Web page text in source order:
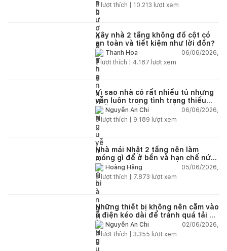
5 lượt thích | 10.213 lượt xem
Xây nhà 2 tầng không đổ cột có
an toàn và tiết kiệm như lời đồn?
Thanh Hoa
06/06/2026,
2lượt thích | 4.187 lượt xem
Vì sao nhà có rất nhiều tủ nhưng
vẫn luôn trong tình trạng thiếu
chỗ chứa đồ?
Nguyễn An Chi
06/06/2026,
5lượt thích | 9.189 lượt xem
Nhà mái Nhật 2 tầng nên làm
móng gì để ở bền và hạn chế nứt
lún?Hoàng Hằng
05/06/2026,
5lượt thích | 7.873 lượt xem
Những thiết bị không nên cắm vào
ổ điện kéo dài để tránh quá tải và
chập cháy trong nhà
Nguyễn An Chi
02/06/2026,
9lượt thích | 3.355 lượt xem